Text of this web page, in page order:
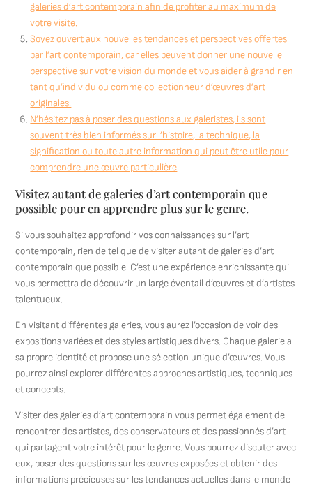
galeries d’art contemporain afin de profiter au maximum de
votre visite.
Soyez ouvert aux nouvelles tendances et perspectives offertes
par l’art contemporain, car elles peuvent donner une nouvelle
perspective sur votre vision du monde et vous aider à grandir en
tant qu’individu ou comme collectionneur d’œuvres d’art
originales.
N’hésitez pas à poser des questions aux galeristes, ils sont
souvent très bien informés sur l’histoire, la technique, la
signification ou toute autre information qui peut être utile pour
comprendre une œuvre particulière
Visitez autant de galeries d’art contemporain que
possible pour en apprendre plus sur le genre.
Si vous souhaitez approfondir vos connaissances sur l’art
contemporain, rien de tel que de visiter autant de galeries d’art
contemporain que possible. C’est une expérience enrichissante qui
vous permettra de découvrir un large éventail d’œuvres et d’artistes
talentueux.
En visitant différentes galeries, vous aurez l’occasion de voir des
expositions variées et des styles artistiques divers. Chaque galerie a
sa propre identité et propose une sélection unique d’œuvres. Vous
pourrez ainsi explorer différentes approches artistiques, techniques
et concepts.
Visiter des galeries d’art contemporain vous permet également de
rencontrer des artistes, des conservateurs et des passionnés d’art
qui partagent votre intérêt pour le genre. Vous pourrez discuter avec
eux, poser des questions sur les œuvres exposées et obtenir des
informations précieuses sur les tendances actuelles dans le monde